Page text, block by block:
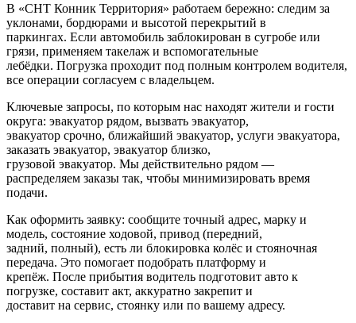
В «СНТ Конник Территория» работаем бережно: следим за
уклонами, бордюрами и высотой перекрытий в
паркингах. Если автомобиль заблокирован в сугробе или
грязи, применяем такелаж и вспомогательные
лебёдки. Погрузка проходит под полным контролем водителя,
все операции согласуем с владельцем.
Ключевые запросы, по которым нас находят жители и гости
округа: эвакуатор рядом, вызвать эвакуатор,
эвакуатор срочно, ближайший эвакуатор, услуги эвакуатора,
заказать эвакуатор, эвакуатор близко,
грузовой эвакуатор. Мы действительно рядом —
распределяем заказы так, чтобы минимизировать время
подачи.
Как оформить заявку: сообщите точный адрес, марку и
модель, состояние ходовой, привод (передний,
задний, полный), есть ли блокировка колёс и стояночная
передача. Это помогает подобрать платформу и
крепёж. После прибытия водитель подготовит авто к
погрузке, составит акт, аккуратно закрепит и
доставит на сервис, стоянку или по вашему адресу.